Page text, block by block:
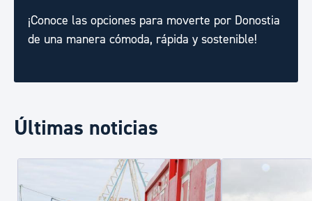
¡Conoce las opciones para moverte por Donostia
de una manera cómoda, rápida y sostenible!
Últimas noticias